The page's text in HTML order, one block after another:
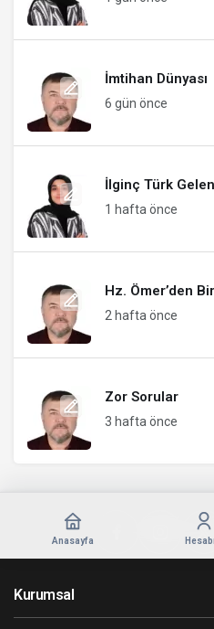
İmtihan Dünyası
6 gün önce
İlginç Türk
1 hafta önce
Hz. Ömer’den
2 hafta önce
Zor Sorular
3 hafta önce
Anasayfa
Kurumsal